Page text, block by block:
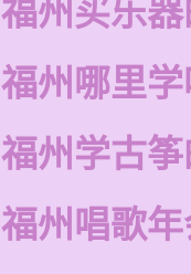
福州买乐
福州哪里
福州学古
福州唱歌